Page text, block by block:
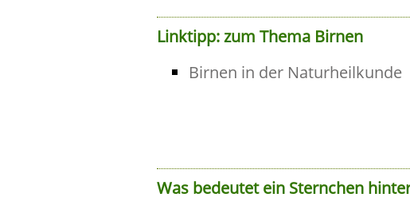
Linktipp: zum Thema Birnen
Birnen in der Naturheilkunde
Was bedeutet ein Sternchen